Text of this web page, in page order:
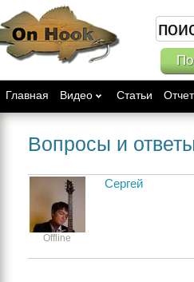
Главная Видео Статьи
Вопросы и
Offline
Сергей